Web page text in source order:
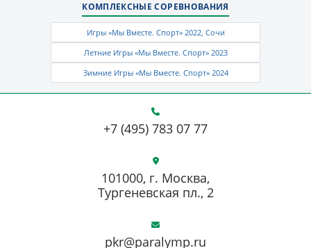
КОМПЛЕКСНЫЕ СОРЕВНОВАНИЯ
Игры «Мы Вместе. Спорт» 2022, Сочи
Летние Игры «Мы Вместе. Спорт» 2023
Зимние Игры «Мы Вместе. Спорт» 2024
+7 (495) 783 07 77
pkr@paralymp.ru
101000, г. Москва,
Тургеневская пл., 2